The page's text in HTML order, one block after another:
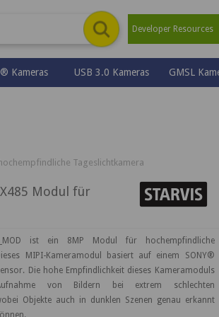
self.tb_show("", qstr,
} function
Developer Resources
Kameras USB 3.0 Kameras GMSL
Tageslichtkamera
Modul für
ist ein 8MP Modul für hochempfindliche
MIPI-Kameramodul basiert auf einem SONY®
Die hohe Empfindlichkeit dieses Kameramoduls
von Bildern bei extrem schlechten
Objekte auch in dunklen Szenen genau erkannt